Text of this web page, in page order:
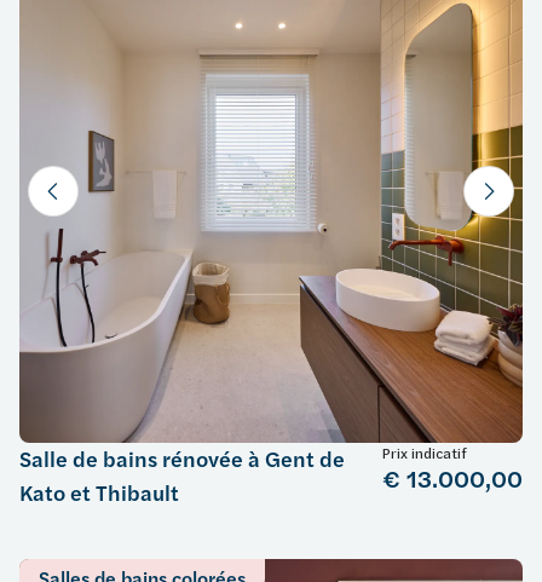
Salle de bains rénovée à Gent de
Kato et Thibault
Prix indicatif
€ 13.000,00